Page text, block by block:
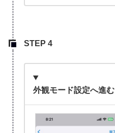
外観モード設定へ進む